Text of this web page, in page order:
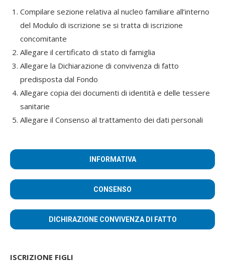
Compilare sezione relativa al nucleo familiare all’interno
del Modulo di iscrizione se si tratta di iscrizione
concomitante
Allegare il certificato di stato di famiglia
Allegare la Dichiarazione di convivenza di fatto
predisposta dal Fondo
Allegare copia dei documenti di identità e delle tessere
sanitarie
Allegare il Consenso al trattamento dei dati personali
INFORMATIVA
CONSENSO
DICHIRAZIONE CONVIVENZA DI FATTO
ISCRIZIONE FIGLI